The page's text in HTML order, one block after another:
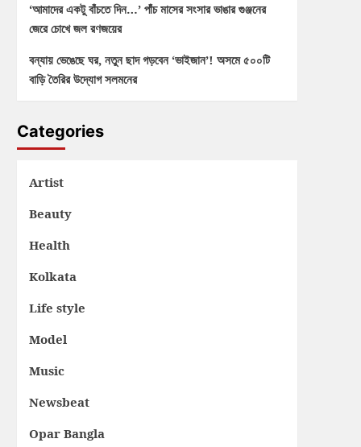
‘আমাদের একটু বাঁচতে দিন…’ পাঁচ মাসের সংসার ভাঙার গুঞ্জনের
জেরে চোখে জল রণজয়ের
বন্যায় ভেঙেছে ঘর, নতুন ছাদ গড়বেন ‘ভাইজান’! অসমে ৫০০টি
বাড়ি তৈরির উদ্যোগ সলমনের
Categories
Artist
Beauty
Health
Kolkata
Life style
Model
Music
Newsbeat
Opar Bangla